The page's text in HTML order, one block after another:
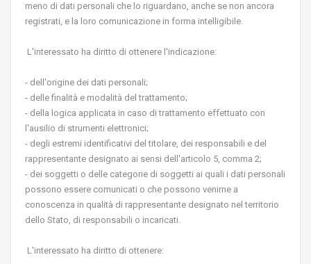
meno di dati personali che lo riguardano, anche se non ancora
registrati, e la loro comunicazione in forma intelligibile.
L'interessato ha diritto di ottenere l'indicazione:
- dell'origine dei dati personali;
- delle finalità e modalità del trattamento;
- della logica applicata in caso di trattamento effettuato con
l'ausilio di strumenti elettronici;
- degli estremi identificativi del titolare, dei responsabili e del
rappresentante designato ai sensi dell'articolo 5, comma 2;
- dei soggetti o delle categorie di soggetti ai quali i dati personali
possono essere comunicati o che possono venirne a
conoscenza in qualità di rappresentante designato nel territorio
dello Stato, di responsabili o incaricati.
L'interessato ha diritto di ottenere: